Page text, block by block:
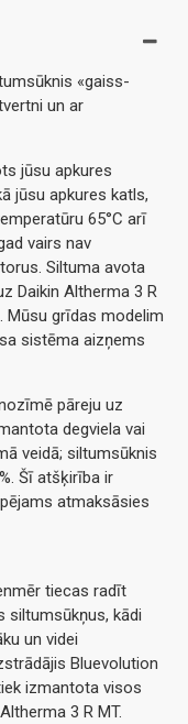
«gaiss-
un ar
jūsu apkures
jūsu apkures katls,
65°C arī
vairs nav
Siltuma avota
Daikin Altherma 3 R
Mūsu grīdas modelim
sistēma aizņems
pāreju uz
degviela vai
veidā; siltumsūknis
Šī atšķirība ir
atmaksāsies
tiecas radīt
siltumsūkņus, kādi
un videi
Bluevolution
izmantota visos
3 R MT.